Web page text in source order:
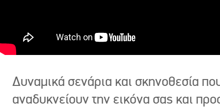
Δυναμικά σενάρια και σκηνοθεσία
αναδυκνείουν την εικόνα σας και